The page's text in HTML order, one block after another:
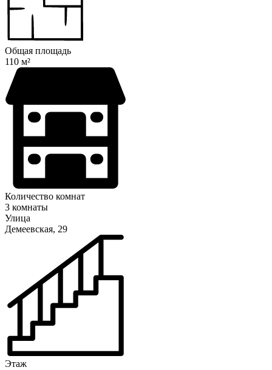
Общая площадь
110 м²
Количество комнат
3 комнаты
Улица
Демеевская, 29
Этаж